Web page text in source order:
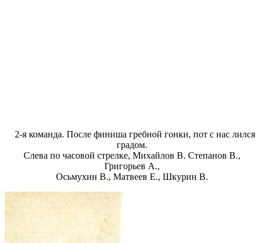
2-я команда. После финиша гребной гонки, пот с нас лился
градом.
Слева по часовой стрелке, Михайлов В. Степанов В.,
Григорьев А.,
Осьмухин В., Матвеев Е., Шкурин В.